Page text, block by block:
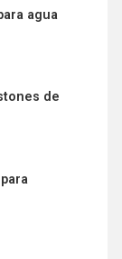
agua
de